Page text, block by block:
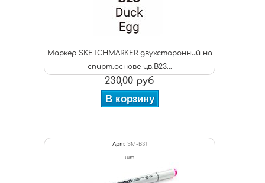
Маркер SKETCHMARKER двухсторонний на
спирт.основе цв.B23...
230,00 руб
В корзину
Арт: SM-B31
шт